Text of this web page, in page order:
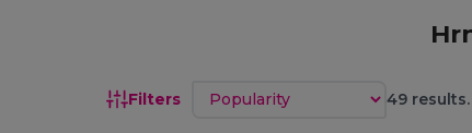
Filters Sort by 49 results.